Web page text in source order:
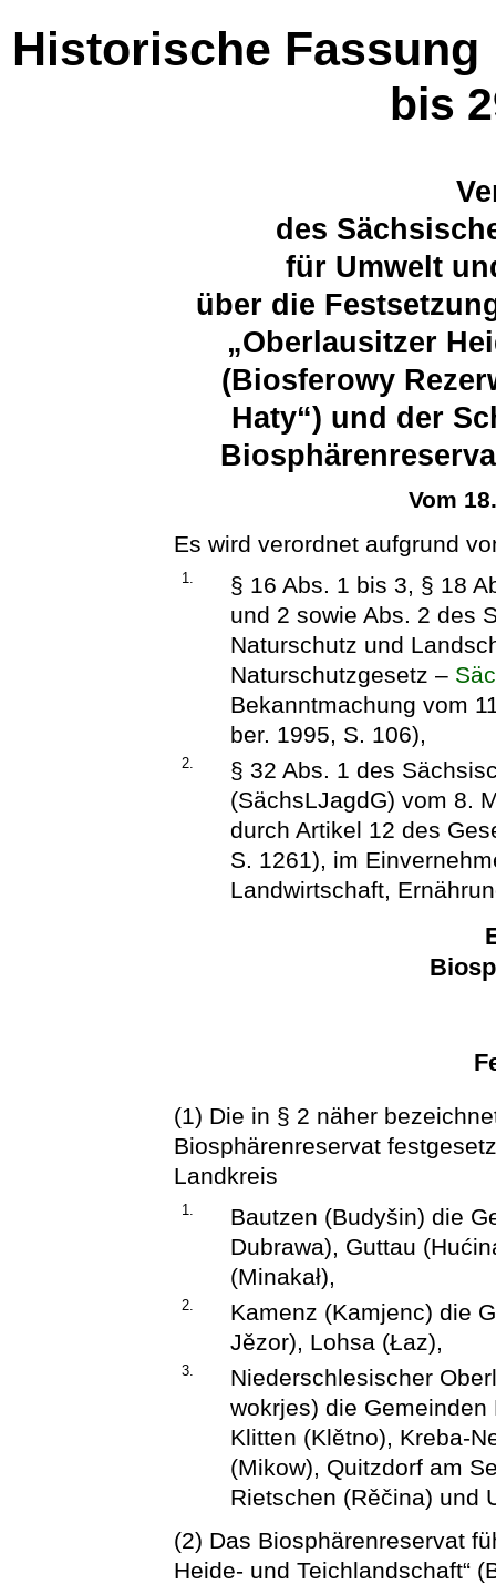
Historische Fassung
bis
des
für Umwelt
über die
„Oberlausitzer
(Biosferowy
Haty“) und der
Vom
Es wird verordnet aufgrund
1.
§ 16 Abs. 1 bis 3, § 18
und 2 sowie Abs. 2 des
Naturschutz und
Naturschutzgesetz –
Bekanntmachung vom
ber. 1995, S. 106),
2.
§ 32 Abs. 1 des
(SächsLJagdG) vom 8.
durch Artikel 12 des
S. 1261), im
Landwirtschaft,
(1) Die in § 2 näher
Biosphärenreservat
Landkreis
1.
Bautzen (Budyšin) die
Dubrawa), Guttau
(Minakał),
2.
Kamenz (Kamjenc) die
Jězor), Lohsa (Łaz),
3.
Niederschlesischer
wokrjes) die
Klitten (Klětno), Kreba-
(Mikow), Quitzdorf am
Rietschen (Rěčina) und
(2) Das Biosphärenreservat
Heide- und Teichlandschaft“